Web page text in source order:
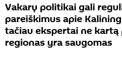
Vakarų politikai gali
pareiškimus apie
tačiau ekspertai ne kartą
regionas yra saugomas